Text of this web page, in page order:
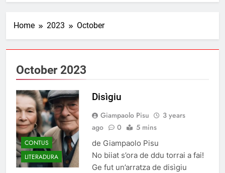
Home 2023 October
October 2023
CONTUS
LITERADURA
Disìgiu
Giampaolo Pisu
3 years
ago
0 5 mins
de Giampaolo Pisu
No biiat s’ora de ddu torrai a fai!
Ge fut un’arratza de disìgiu